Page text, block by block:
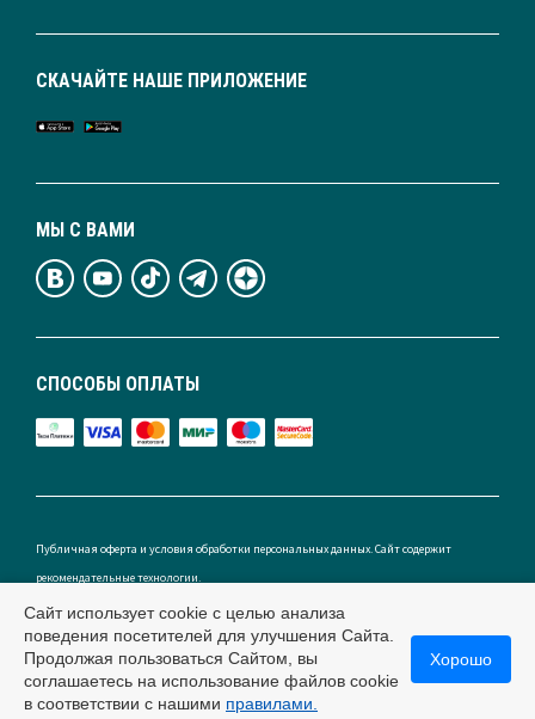
СПОСОБЫ ОПЛАТЫ
МЫ С ВАМИ
СКАЧАЙТЕ НАШЕ ПРИЛОЖЕНИЕ
Публичная оферта и условия обработки персональных данных. Сайт содержит
рекомендательные технологии.
Россия
Сайт использует cookie с целью анализа
поведения посетителей для улучшения Сайта.
Продолжая пользоваться Сайтом, вы
соглашаетесь на использование файлов cookie
в соответствии с нашими правилами.
Хорошо